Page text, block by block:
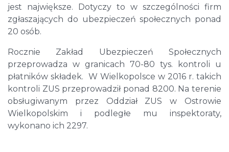
jest największe. Dotyczy to w szczególności firm
zgłaszających do ubezpieczeń społecznych ponad
20 osób.
Rocznie Zakład Ubezpieczeń Społecznych
przeprowadza w granicach 70-80 tys. kontroli u
płatników składek. W Wielkopolsce w 2016 r. takich
kontroli ZUS przeprowadził ponad 8200. Na terenie
obsługiwanym przez Oddział ZUS w Ostrowie
Wielkopolskim i podległe mu inspektoraty,
wykonano ich 2297.